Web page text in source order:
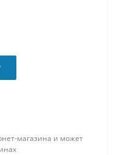
магазина и может